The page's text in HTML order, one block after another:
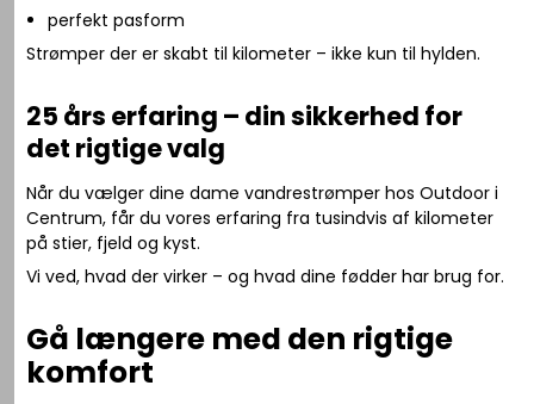
perfekt pasform
Strømper der er skabt til kilometer – ikke kun til hylden.
25 års erfaring – din sikkerhed for
det rigtige valg
Når du vælger dine dame vandrestrømper hos Outdoor i
Centrum, får du vores erfaring fra tusindvis af kilometer
på stier, fjeld og kyst.
Vi ved, hvad der virker – og hvad dine fødder har brug for.
Gå længere med den rigtige
komfort